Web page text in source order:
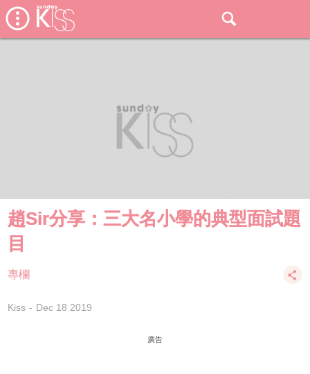
趙Sir分享：三大名小學的典型面試題
目
專欄
Kiss Dec 18 2019
廣告